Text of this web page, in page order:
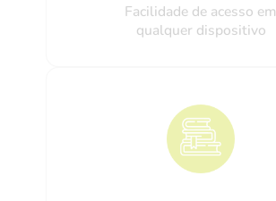
Facilidade de acesso em
qualquer dispositivo